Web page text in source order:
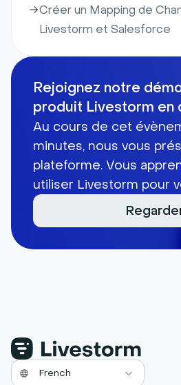
Créer un Mapping de
Livestorm et Salesforce
Rejoignez notre
produit Livestorm en
Au cours de cet
minutes, nous vous
plateforme. Vous
utiliser Livestorm pour